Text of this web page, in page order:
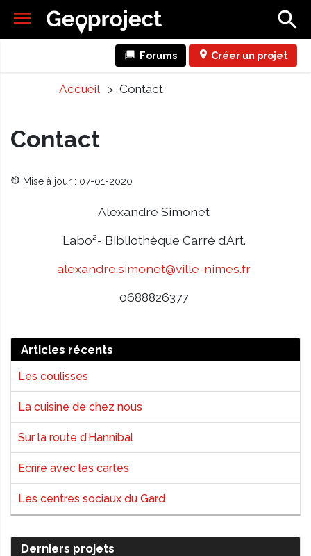
Forums Créer un projet
Accueil> Contact
Contact
Mise à jour : 07-01-2020
Alexandre Simonet
Labo²- Bibliothèque Carré d’Art.
alexandre.simonet@ville-nimes.fr
0688826377
Articles récents
Les coulisses
La cuisine de chez nous
Sur la route d’Hannibal
Ecrire avec les cartes
Les centres sociaux du Gard
Derniers projets